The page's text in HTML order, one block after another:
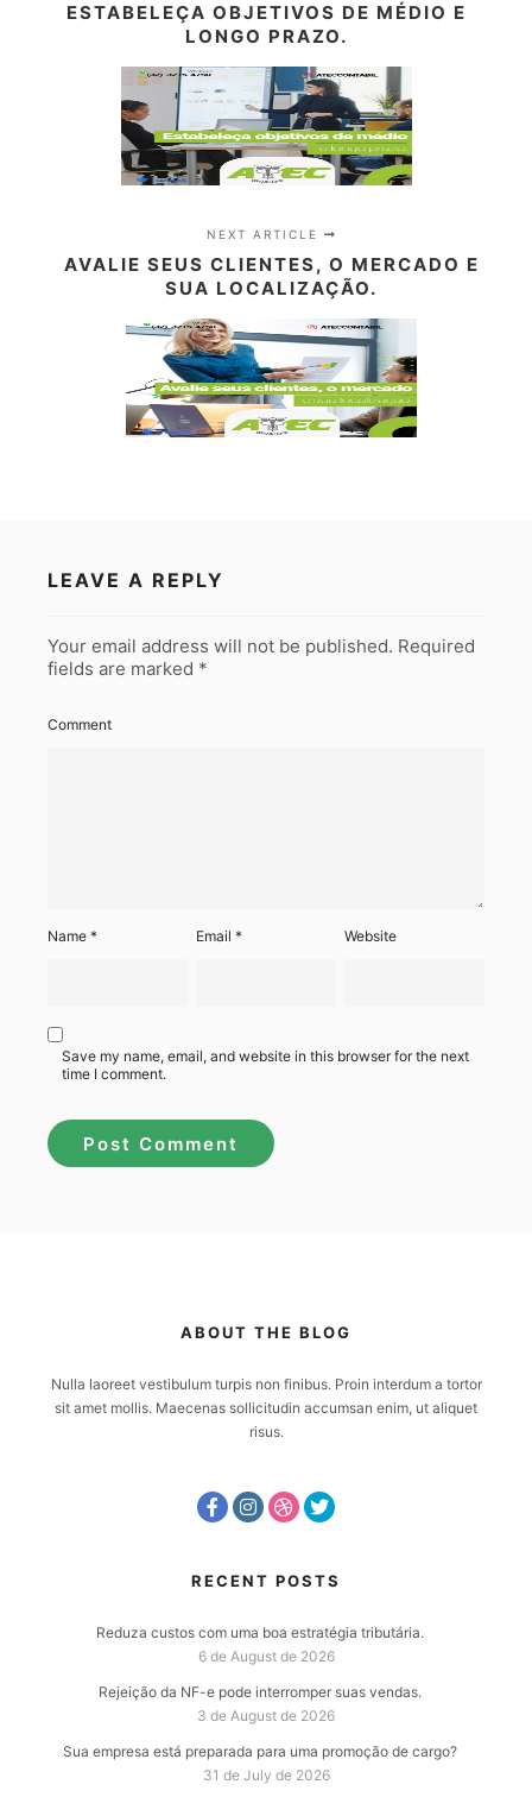
ESTABELEÇA OBJETIVOS DE MÉDIO E
LONGO PRAZO.
NEXT ARTICLE
AVALIE SEUS CLIENTES, O MERCADO E
SUA LOCALIZAÇÃO.
LEAVE A REPLY
Your email address will not be published. Required
fields are marked *
Comment
Name * Email* Website
Save my name, email, and website in this browser for the next
time I comment.
ABOUT THE BLOG
Nulla laoreet vestibulum turpis non finibus. Proin interdum a tortor
sit amet mollis. Maecenas sollicitudin accumsan enim, ut aliquet
risus.
RECENT POSTS
Reduza custos com uma boa estratégia tributária.
6 de August de 2026
Rejeição da NF-e pode interromper suas vendas.
3 de August de 2026
Sua empresa está preparada para uma promoção de cargo?
31 de July de 2026